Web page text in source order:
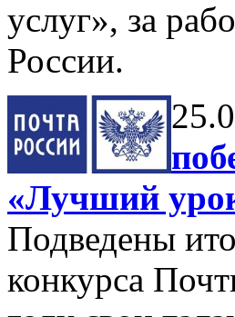
услуг», за
России.
«Лучший
Подведены
конкурса